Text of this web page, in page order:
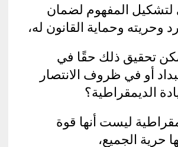
لتشكيل المفهوم لضمان
وحريته وحماية القانون له،
تحقيق ذلك حقًا في
أو في ظروف الانتصار
الديمقراطية؟
ليست أنها قوة
حرية الجميع،